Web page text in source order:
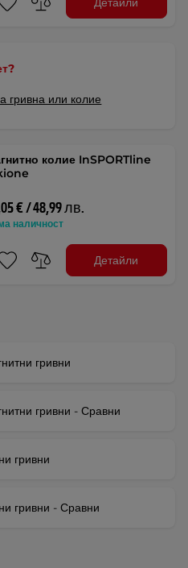
гривна или колие
колие InSPORTline
€ / 48,99 лв.
наличност
Детайли
гривни
гривни - Сравни
гривни
гривни - Сравни